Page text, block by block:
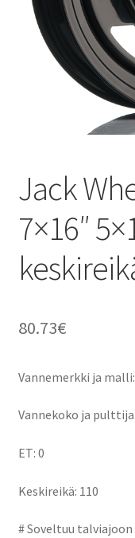
Jack
7×16″
80.73€
Vannemerkki ja
Vannekoko ja
ET: 0
Keskireikä: 110
# Soveltuu talviajoon